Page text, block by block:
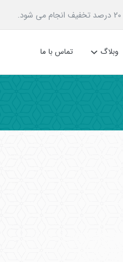
وبلاگ تماس با ما